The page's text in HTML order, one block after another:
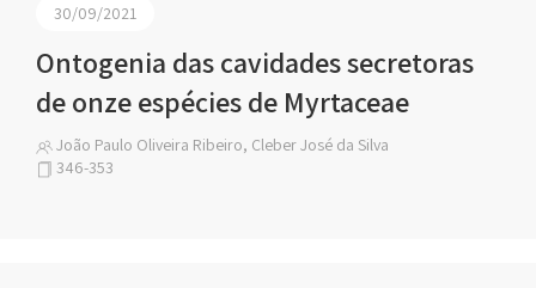
30/09/2021
Ontogenia das cavidades secretoras
de onze espécies de Myrtaceae
João Paulo Oliveira Ribeiro, Cleber José da Silva
346-353